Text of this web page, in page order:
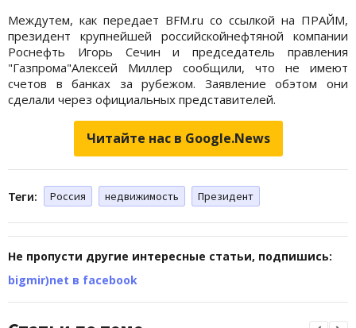
Междутем, как передает BFM.ru со ссылкой на ПРАЙМ,
президент крупнейшей российскойнефтяной компании
Роснефть Игорь Сечин и председатель правления
"Газпрома"Алексей Миллер сообщили, что не имеют
счетов в банках за рубежом. Заявление обэтом они
сделали через официальных представителей.
Читайте нас в Google.News
Теги: Россия недвижимость Президент
Не пропусти другие интересные статьи, подпишись:
bigmir)net в facebook